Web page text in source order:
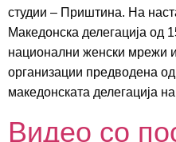
студии – Приштина. На
Македонска делегација од
национални женски мрежи
организации предводена
македонската делегација
Видео со